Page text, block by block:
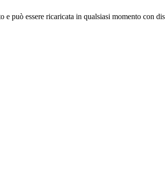
e può essere ricaricata in qualsiasi momento con